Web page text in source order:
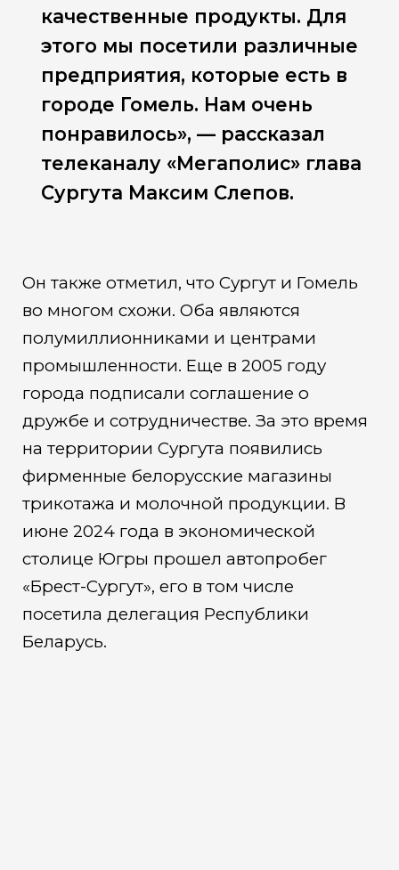
качественные продукты. Для
этого мы посетили различные
предприятия, которые есть в
городе Гомель. Нам очень
понравилось», — рассказал
телеканалу «Мегаполис» глава
Сургута Максим Слепов.
Он также отметил, что Сургут и Гомель
во многом схожи. Оба являются
полумиллионниками и центрами
промышленности. Еще в 2005 году
города подписали соглашение о
дружбе и сотрудничестве. За это время
на территории Сургута появились
фирменные белорусские магазины
трикотажа и молочной продукции. В
июне 2024 года в экономической
столице Югры прошел автопробег
«Брест-Сургут», его в том числе
посетила делегация Республики
Беларусь.